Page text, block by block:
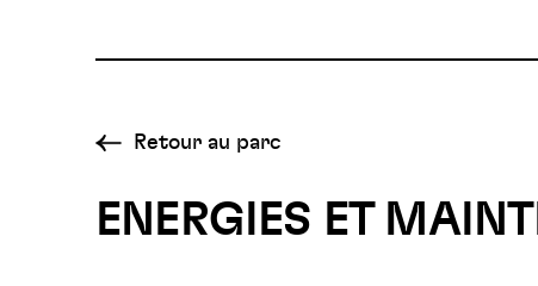
Retour au parc
ENERGIES ET